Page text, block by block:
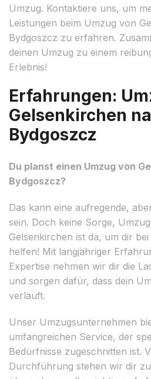
Umzug. Kontaktiere uns, um
Leistungen beim Umzug von
Bydgoszcz zu erfahren.
deinen Umzug zu einem
Erlebnis!
Erfahrungen:
Gelsenkirchen
Bydgoszcz
Du planst einen Umzug von
Bydgoszcz?
Das kann eine aufregende,
sein. Doch keine Sorge,
Gelsenkirchen ist da, um dir
helfen! Mit langjähriger
Expertise nehmen wir dir die
und sorgen dafür, dass dein
verläuft.
Unser Umzugsunternehmen
umfangreichen Service, der
Bedürfnisse zugeschnitten ist.
Durchführung stehen wir dir